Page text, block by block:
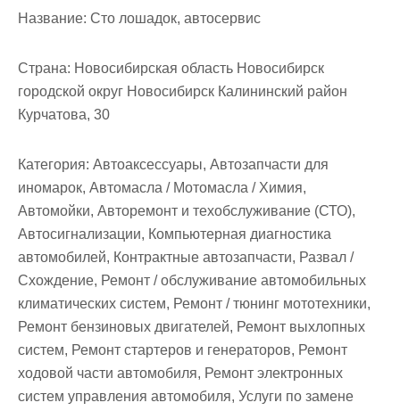
Название: Сто лошадок, автосервис
Страна: Новосибирская область Новосибирск
городской округ Новосибирск Калининский район
Курчатова, 30
Категория: Автоаксессуары, Автозапчасти для
иномарок, Автомасла / Мотомасла / Химия,
Автомойки, Авторемонт и техобслуживание (СТО),
Автосигнализации, Компьютерная диагностика
автомобилей, Контрактные автозапчасти, Развал /
Схождение, Ремонт / обслуживание автомобильных
климатических систем, Ремонт / тюнинг мототехники,
Ремонт бензиновых двигателей, Ремонт выхлопных
систем, Ремонт стартеров и генераторов, Ремонт
ходовой части автомобиля, Ремонт электронных
систем управления автомобиля, Услуги по замене